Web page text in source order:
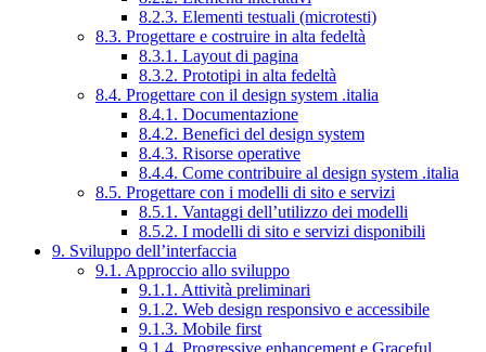
8.2.3. Elementi testuali (microtesti)
8.3. Progettare e costruire in alta fedeltà
8.3.1. Layout di pagina
8.3.2. Prototipi in alta fedeltà
8.4. Progettare con il design system .italia
8.4.1. Documentazione
8.4.2. Benefici del design system
8.4.3. Risorse operative
8.4.4. Come contribuire al design system .italia
8.5. Progettare con i modelli di sito e servizi
8.5.1. Vantaggi dell’utilizzo dei modelli
8.5.2. I modelli di sito e servizi disponibili
9. Sviluppo dell’interfaccia
9.1. Approccio allo sviluppo
9.1.1. Attività preliminari
9.1.2. Web design responsivo e accessibile
9.1.3. Mobile first
9.1.4. Progressive enhancement e Graceful